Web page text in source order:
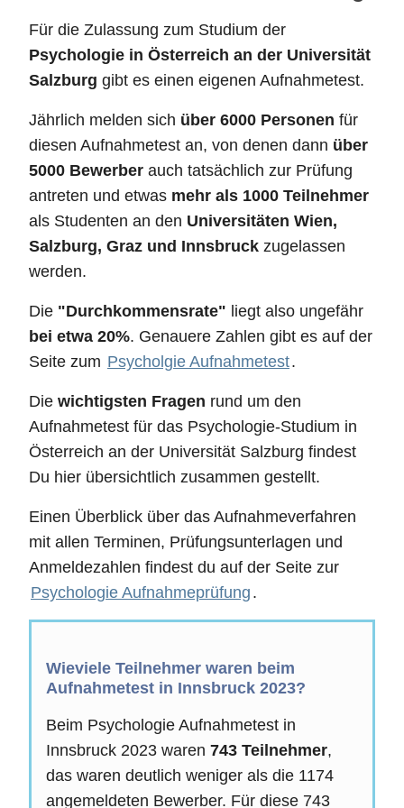
Für die Zulassung zum Studium der
Psychologie in Österreich an der Universität
Salzburg gibt es einen eigenen Aufnahmetest.
Jährlich melden sich über 6000 Personen für
diesen Aufnahmetest an, von denen dann über
5000 Bewerber auch tatsächlich zur Prüfung
antreten und etwas mehr als 1000 Teilnehmer
als Studenten an den Universitäten Wien,
Salzburg, Graz und Innsbruck zugelassen
werden.
Die "Durchkommensrate" liegt also ungefähr
bei etwa 20%. Genauere Zahlen gibt es auf der
Seite zum Psycholgie Aufnahmetest.
Die wichtigsten Fragen rund um den
Aufnahmetest für das Psychologie-Studium in
Österreich an der Universität Salzburg findest
Du hier übersichtlich zusammen gestellt.
Einen Überblick über das Aufnahmeverfahren
mit allen Terminen, Prüfungsunterlagen und
Anmeldezahlen findest du auf der Seite zur
Psychologie Aufnahmeprüfung .
Wieviele Teilnehmer waren beim
Aufnahmetest in Innsbruck 2023?
Beim Psychologie Aufnahmetest in
Innsbruck 2023 waren 743 Teilnehmer,
das waren deutlich weniger als die 1174
angemeldeten Bewerber. Für diese 743